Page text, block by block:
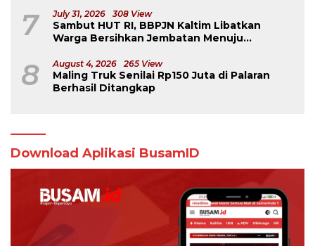
7 July 31, 2026 308 View
Sambut HUT RI, BBPJN Kaltim Libatkan
Warga Bersihkan Jembatan Menuju
8 August 4, 2026 265 View
Maling Truk Senilai Rp150 Juta di Palaran
Berhasil Ditangkap
Download Aplikasi BusamID